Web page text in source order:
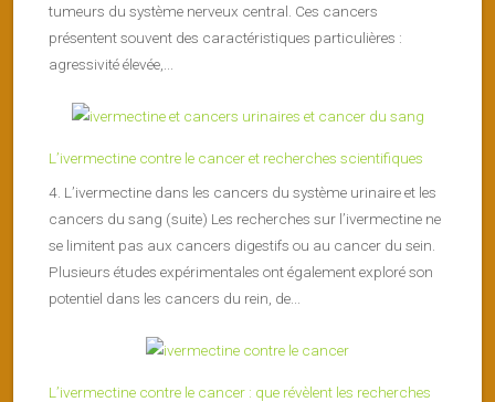
tumeurs du système nerveux central. Ces cancers
présentent souvent des caractéristiques particulières :
agressivité élevée,...
L’ivermectine contre le cancer et recherches scientifiques
4. L’ivermectine dans les cancers du système urinaire et les
cancers du sang (suite) Les recherches sur l’ivermectine ne
se limitent pas aux cancers digestifs ou au cancer du sein.
Plusieurs études expérimentales ont également exploré son
potentiel dans les cancers du rein, de...
L’ivermectine contre le cancer : que révèlent les recherches